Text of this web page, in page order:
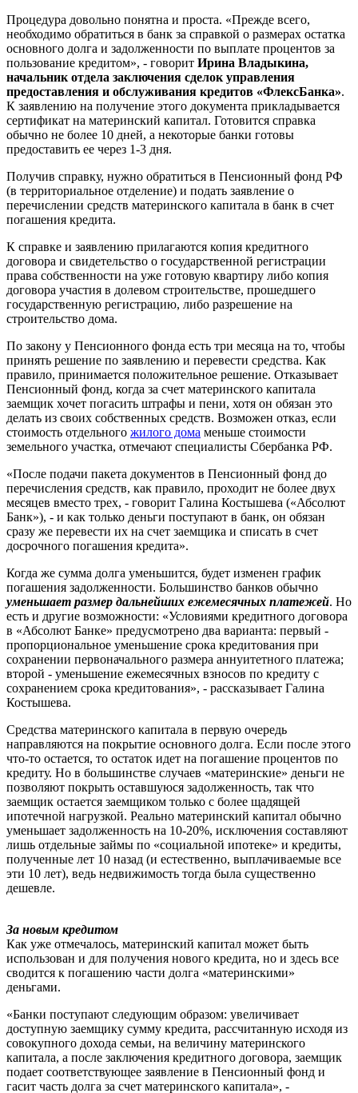
Процедура довольно понятна и проста. «Прежде всего,
необходимо обратиться в банк за справкой о размерах остатка
основного долга и задолженности по выплате процентов за
пользование кредитом», - говорит Ирина Владыкина,
начальник отдела заключения сделок управления
предоставления и обслуживания кредитов «ФлексБанка».
К заявлению на получение этого документа прикладывается
сертификат на материнский капитал. Готовится справка
обычно не более 10 дней, а некоторые банки готовы
предоставить ее через 1-3 дня.
Получив справку, нужно обратиться в Пенсионный фонд РФ
(в территориальное отделение) и подать заявление о
перечислении средств материнского капитала в банк в счет
погашения кредита.
К справке и заявлению прилагаются копия кредитного
договора и свидетельство о государственной регистрации
права собственности на уже готовую квартиру либо копия
договора участия в долевом строительстве, прошедшего
государственную регистрацию, либо разрешение на
строительство дома.
По закону у Пенсионного фонда есть три месяца на то, чтобы
принять решение по заявлению и перевести средства. Как
правило, принимается положительное решение. Отказывает
Пенсионный фонд, когда за счет материнского капитала
заемщик хочет погасить штрафы и пени, хотя он обязан это
делать из своих собственных средств. Возможен отказ, если
стоимость отдельного жилого дома меньше стоимости
земельного участка, отмечают специалисты Сбербанка РФ.
«После подачи пакета документов в Пенсионный фонд до
перечисления средств, как правило, проходит не более двух
месяцев вместо трех, - говорит Галина Костышева («Абсолют
Банк»), - и как только деньги поступают в банк, он обязан
сразу же перевести их на счет заемщика и списать в счет
досрочного погашения кредита».
Когда же сумма долга уменьшится, будет изменен график
погашения задолженности. Большинство банков обычно
уменьшает размер дальнейших ежемесячных платежей. Но
есть и другие возможности: «Условиями кредитного договора
в «Абсолют Банке» предусмотрено два варианта: первый -
пропорциональное уменьшение срока кредитования при
сохранении первоначального размера аннуитетного платежа;
второй - уменьшение ежемесячных взносов по кредиту с
сохранением срока кредитования», - рассказывает Галина
Костышева.
Средства материнского капитала в первую очередь
направляются на покрытие основного долга. Если после этого
что-то остается, то остаток идет на погашение процентов по
кредиту. Но в большинстве случаев «материнские» деньги не
позволяют покрыть оставшуюся задолженность, так что
заемщик остается заемщиком только с более щадящей
ипотечной нагрузкой. Реально материнский капитал обычно
уменьшает задолженность на 10-20%, исключения составляют
лишь отдельные займы по «социальной ипотеке» и кредиты,
полученные лет 10 назад (и естественно, выплачиваемые все
эти 10 лет), ведь недвижимость тогда была существенно
дешевле.
За новым кредитом
Как уже отмечалось, материнский капитал может быть
использован и для получения нового кредита, но и здесь все
сводится к погашению части долга «материнскими»
деньгами.
«Банки поступают следующим образом: увеличивает
доступную заемщику сумму кредита, рассчитанную исходя из
совокупного дохода семьи, на величину материнского
капитала, а после заключения кредитного договора, заемщик
подает соответствующее заявление в Пенсионный фонд и
гасит часть долга за счет материнского капитала», -